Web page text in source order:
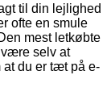
til din lejlighed
ofte en smule
mest letkøbte
selv at
at du er tæt på e-